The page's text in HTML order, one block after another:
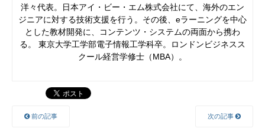
洋々代表。日本アイ・ビー・エム株式会社にて、海外のエン
ジニアに対する技術支援を行う。その後、eラーニングを中心
とした教材開発に、コンテンツ・システムの両面から携わ
る。 東京大学工学部電子情報工学科卒。ロンドンビジネスス
クール経営学修士（MBA）。
前の記事 次の記事